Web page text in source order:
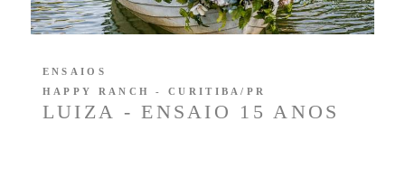
LUIZA - ENSAIO 15 ANOS
ENSAIOS
HAPPY RANCH - CURITIBA/PR